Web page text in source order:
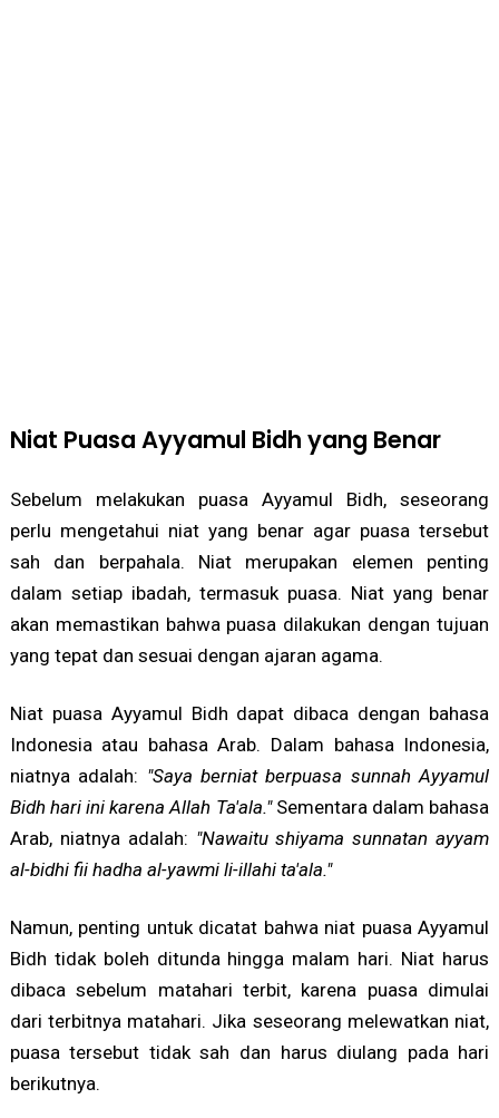
Niat Puasa Ayyamul Bidh yang Benar
Sebelum melakukan puasa Ayyamul Bidh, seseorang
perlu mengetahui niat yang benar agar puasa tersebut
sah dan berpahala. Niat merupakan elemen penting
dalam setiap ibadah, termasuk puasa. Niat yang benar
akan memastikan bahwa puasa dilakukan dengan tujuan
yang tepat dan sesuai dengan ajaran agama.
Niat puasa Ayyamul Bidh dapat dibaca dengan bahasa
Indonesia atau bahasa Arab. Dalam bahasa Indonesia,
niatnya adalah: "Saya berniat berpuasa sunnah Ayyamul
Bidh hari ini karena Allah Ta'ala."Sementara dalam bahasa
Arab, niatnya adalah: "Nawaitu shiyama sunnatan ayyam
al-bidhi fii hadha al-yawmi li-illahi ta'ala."
Namun, penting untuk dicatat bahwa niat puasa Ayyamul
Bidh tidak boleh ditunda hingga malam hari. Niat harus
dibaca sebelum matahari terbit, karena puasa dimulai
dari terbitnya matahari. Jika seseorang melewatkan niat,
puasa tersebut tidak sah dan harus diulang pada hari
berikutnya.